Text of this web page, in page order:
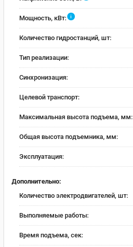
Мощность, кВт: i
Количество гидростанций, шт:
Тип реализации:
Синхронизация:
Целевой транспорт:
Максимальная высота подъема, мм:
Общая высота подъемника, мм:
Эксплуатация:
Дополнительно:
Количество электродвигателей, шт:
Выполняемые работы:
Время подъема, сек: